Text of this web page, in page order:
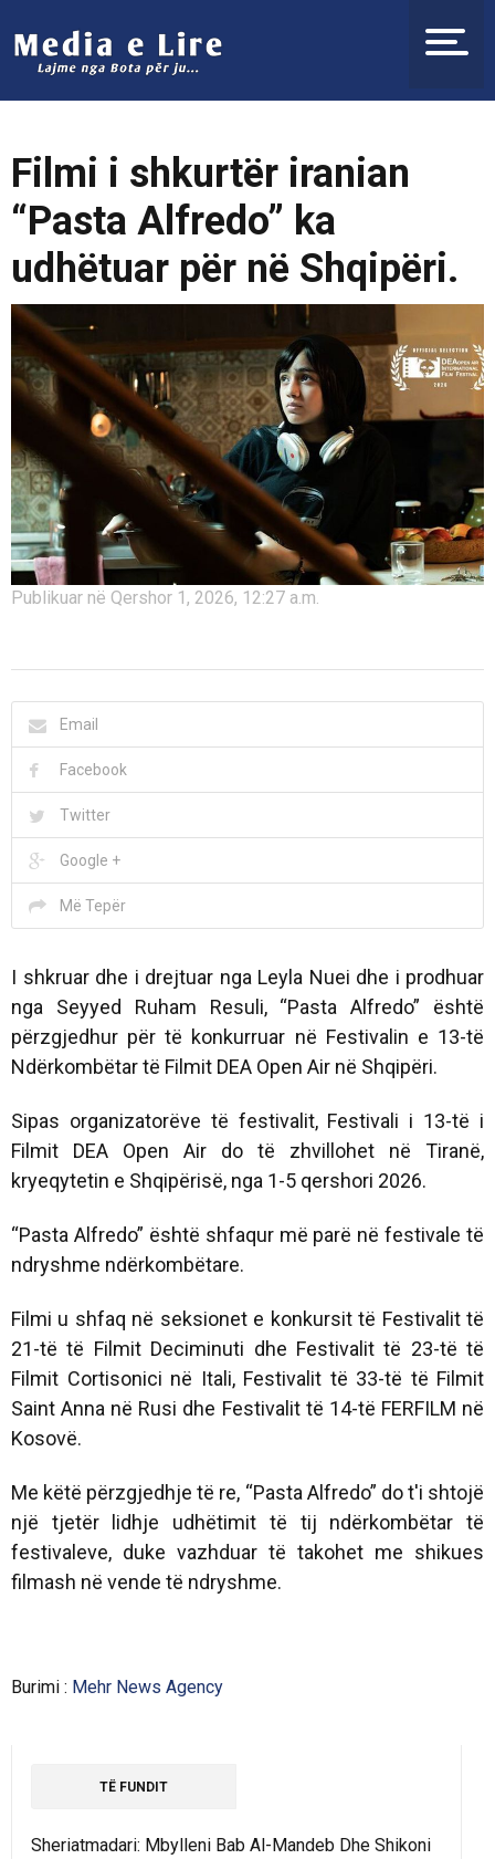
Filmi i shkurtër iranian
“Pasta Alfredo” ka
udhëtuar për në Shqipëri.
Publikuar në Qershor 1, 2026, 12:27 a.m.
Email
Facebook
Twitter
Google +
Më Tepër
I shkruar dhe i drejtuar nga Leyla Nuei dhe i prodhuar
nga Seyyed Ruham Resuli, “Pasta Alfredo” është
përzgjedhur për të konkurruar në Festivalin e 13-të
Ndërkombëtar të Filmit DEA ​​Open Air në Shqipëri.
Sipas organizatorëve të festivalit, Festivali i 13-të i
Filmit DEA ​​Open Air do të zhvillohet në Tiranë,
kryeqytetin e Shqipërisë, nga 1-5 qershori 2026.
“Pasta Alfredo” është shfaqur më parë në festivale të
ndryshme ndërkombëtare.
Filmi u shfaq në seksionet e konkursit të Festivalit të
21-të të Filmit Deciminuti dhe Festivalit të 23-të të
Filmit Cortisonici në Itali, Festivalit të 33-të të Filmit
Saint Anna në Rusi dhe Festivalit të 14-të FERFILM në
Kosovë.
Me këtë përzgjedhje të re, “Pasta Alfredo” do t'i shtojë
një tjetër lidhje udhëtimit të tij ndërkombëtar të
festivaleve, duke vazhduar të takohet me shikues
filmash në vende të ndryshme.
Burimi : Mehr News Agency
TË FUNDIT
Sheriatmadari: Mbylleni Bab Al-Mandeb Dhe Shikoni